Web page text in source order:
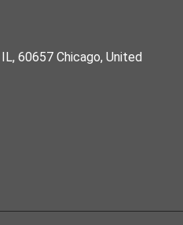
60657 Chicago, United